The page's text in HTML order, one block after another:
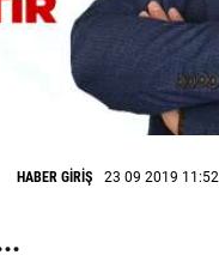
HABER GİRİŞ 23 09 2019 11:52